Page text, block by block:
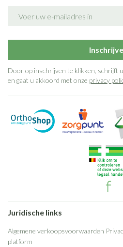
Door op inschrijven te klikken, schrijft
en gaat u akkoord met onze privacy
Juridische links
Algemene verkoopsvoorwaarden
platform